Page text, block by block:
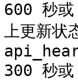
600 秒
上更新状
300 秒或